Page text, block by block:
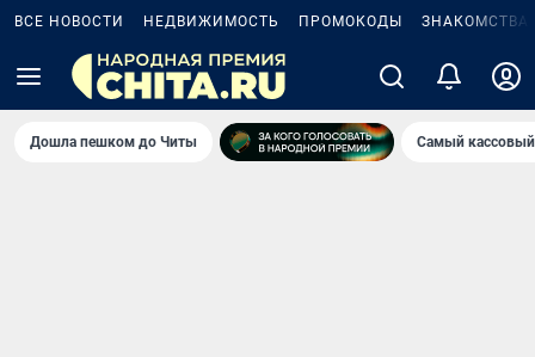
ВСЕ НОВОСТИ НЕДВИЖИМОСТЬ ПРОМОКОДЫ ЗНАКОМСТВА
Дошла пешком до Читы Самый